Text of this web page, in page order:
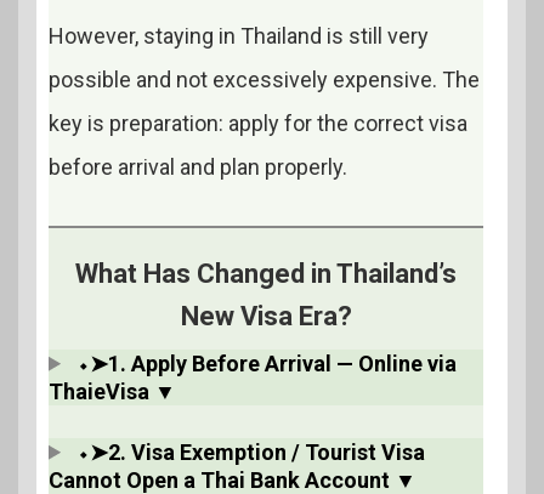
However, staying in Thailand is still very
possible and not excessively expensive. The
key is preparation: apply for the correct visa
before arrival and plan properly.
What Has Changed in Thailand’s
New Visa Era?
⬩➤1. Apply Before Arrival — Online via
ThaieVisa ▼
⬩➤2. Visa Exemption / Tourist Visa
Cannot Open a Thai Bank Account ▼